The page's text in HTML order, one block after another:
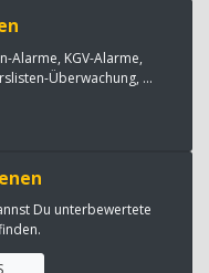
Alarme, KGV-Alarme,
Überwachung, ...
Du unterbewertete